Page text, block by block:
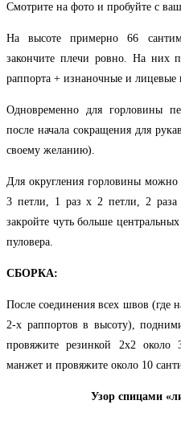
Смотрите на фото и пробуйте с
На высоте примерно 66
закончите плечи ровно. На них
раппорта + изнаночные и лицевые
Одновременно для горловины
после начала сокращения для
своему желанию).
Для округления горловины можно
3 петли, 1 раз х 2 петли, 2
закройте чуть больше
пуловера.
СБОРКА:
После соединения всех швов (где
2-х раппортов в высоту),
провяжите резинкой 2х2
манжет и провяжите около 10
Узор спицами